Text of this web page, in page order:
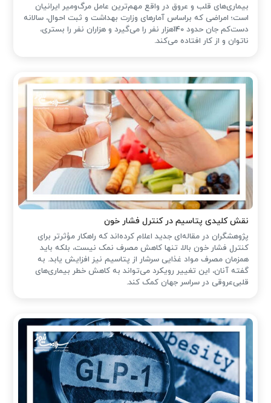
بیماری‌های قلب و عروق در واقع مهم‌ترین عامل مرگ‌ومیر ایرانیان
است؛ امراضی که براساس آمارهای وزارت بهداشت و ثبت احوال، سالانه
دست‌کم جان حدود 140هزار نفر را می‌گیرد و هزاران نفر را بستری،
ناتوان و از کار افتاده می‌کند.
نقش کلیدی پتاسیم در کنترل فشار خون
پژوهشگران در مقاله‌ای جدید اعلام کرده‌اند که راهکار مؤثرتر برای
کنترل فشار خون بالا، تنها کاهش مصرف نمک نیست، بلکه باید
همزمان مصرف مواد غذایی سرشار از پتاسیم نیز افزایش یابد. به
گفته آنان، این تغییر رویکرد می‌تواند به کاهش خطر بیماری‌های
قلبی‌عروقی در سراسر جهان کمک کند.